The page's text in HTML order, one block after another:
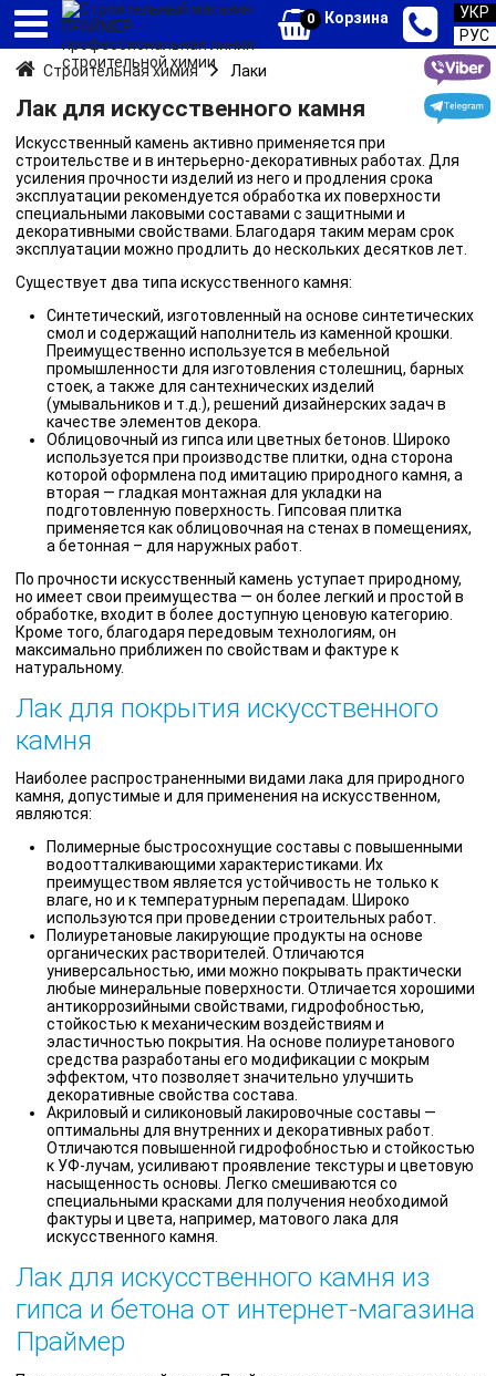
0 Корзина
УКР
РУС
Строительная химия
Лаки
Лак для искусственного камня
Искусственный камень активно применяется при
строительстве и в интерьерно-декоративных работах. Для
усиления прочности изделий из него и продления срока
эксплуатации рекомендуется обработка их поверхности
специальными лаковыми составами с защитными и
декоративными свойствами. Благодаря таким мерам срок
эксплуатации можно продлить до нескольких десятков лет.
Существует два типа искусственного камня:
Синтетический, изготовленный на основе синтетических
смол и содержащий наполнитель из каменной крошки.
Преимущественно используется в мебельной
промышленности для изготовления столешниц, барных
стоек, а также для сантехнических изделий
(умывальников и т.д.), решений дизайнерских задач в
качестве элементов декора.
Облицовочный из гипса или цветных бетонов. Широко
используется при производстве плитки, одна сторона
которой оформлена под имитацию природного камня, а
вторая — гладкая монтажная для укладки на
подготовленную поверхность. Гипсовая плитка
применяется как облицовочная на стенах в помещениях,
а бетонная – для наружных работ.
По прочности искусственный камень уступает природному,
но имеет свои преимущества — он более легкий и простой в
обработке, входит в более доступную ценовую категорию.
Кроме того, благодаря передовым технологиям, он
максимально приближен по свойствам и фактуре к
натуральному.
Лак для покрытия искусственного
камня
Наиболее распространенными видами лака для природного
камня, допустимые и для применения на искусственном,
являются:
Полимерные быстросохнущие составы с повышенными
водоотталкивающими характеристиками. Их
преимуществом является устойчивость не только к
влаге, но и к температурным перепадам. Широко
используются при проведении строительных работ.
Полиуретановые лакирующие продукты на основе
органических растворителей. Отличаются
универсальностью, ими можно покрывать практически
любые минеральные поверхности. Отличается хорошими
антикоррозийными свойствами, гидрофобностью,
стойкостью к механическим воздействиям и
эластичностью покрытия. На основе полиуретанового
средства разработаны его модификации с мокрым
эффектом, что позволяет значительно улучшить
декоративные свойства состава.
Акриловый и силиконовый лакировочные составы —
оптимальны для внутренних и декоративных работ.
Отличаются повышенной гидрофобностью и стойкостью
к УФ-лучам, усиливают проявление текстуры и цветовую
насыщенность основы. Легко смешиваются со
специальными красками для получения необходимой
фактуры и цвета, например, матового лака для
искусственного камня.
Лак для искусственного камня из
гипса и бетона от интернет-магазина
Праймер